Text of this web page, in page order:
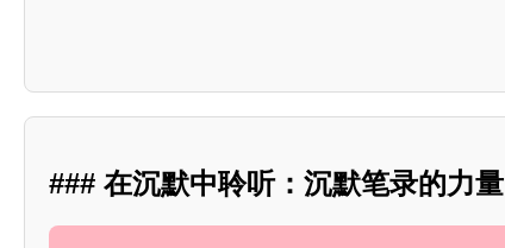
### 在沉默中聆听：沉默笔录的力量